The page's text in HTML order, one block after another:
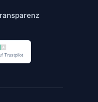
★
Trustpilot